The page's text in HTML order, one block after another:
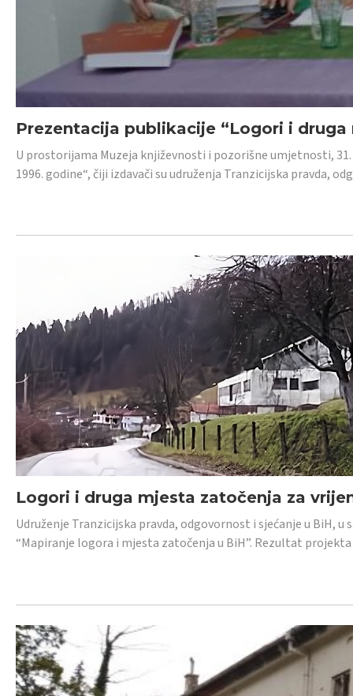
Prezentacija publikacije “Logori i druga
U prostorijama Muzeja književnosti i pozorišne umjetnosti,
1996. godine“, čiji izdavači su udruženja Tranzicijska pravda,
Logori i druga mjesta zatočenja za
Udruženje Tranzicijska pravda, odgovornost i sjećanje u BiH,
“Mapiranje logora i mjesta zatočenja u BiH”. Rezultat